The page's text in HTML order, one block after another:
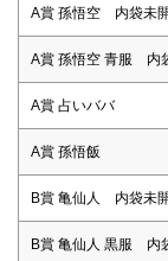
A賞 孫悟空 内袋未
A賞 孫悟空 青服 内
A賞 占いババ
A賞 孫悟飯
B賞 亀仙人 内袋未
B賞 亀仙人 黒服 内